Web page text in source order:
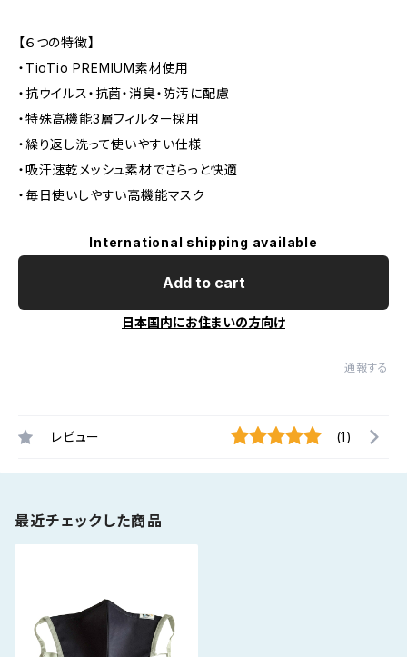
【６つの特徴】
・TioTio PREMIUM素材使用
・抗ウイルス・抗菌・消臭・防汚に配慮
・特殊高機能3層フィルター採用
・繰り返し洗って使いやすい仕様
・吸汗速乾メッシュ素材でさらっと快適
・毎日使いしやすい高機能マスク
International shipping available
Add to cart
日本国内にお住まいの方向け
通報する
レビュー (1)
最近チェックした商品